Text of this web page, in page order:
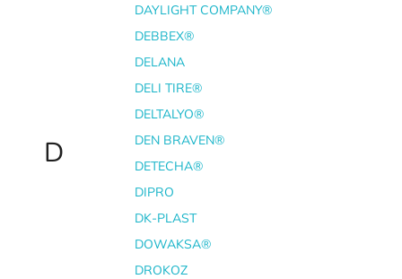
D
DAYLIGHT COMPANY®
DEBBEX®
DELANA
DELI TIRE®
DELTALYO®
DEN BRAVEN®
DETECHA®
DIPRO
DK-PLAST
DOWAKSA®
DROKOZ